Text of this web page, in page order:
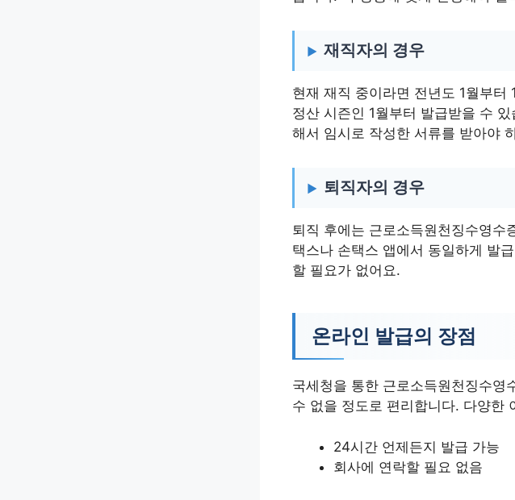
재직자의 경우
현재 재직 중이라면 전년도 1월부
정산 시즌인 1월부터 발급받을 수
해서 임시로 작성한 서류를 받아야
퇴직자의 경우
퇴직 후에는 근로소득원천징수영수
택스나 손택스 앱에서 동일하게 발
할 필요가 없어요.
온라인 발급의 장점
국세청을 통한 근로소득원천징수영
수 없을 정도로 편리합니다. 다양한
24시간 언제든지 발급 가능
회사에 연락할 필요 없음